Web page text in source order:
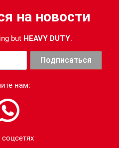
на новости
but HEAVY DUTY.
Подписаться
нам: